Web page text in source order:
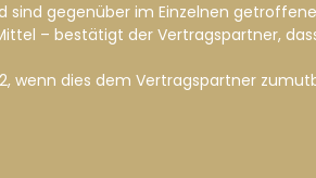
sind gegenüber im Einzelnen
– bestätigt der Vertragspartner,
wenn dies dem Vertragspartner